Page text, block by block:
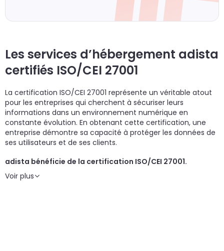
Les services d’hébergement adista
certifiés ISO/CEI 27001
La certification ISO/CEI 27001 représente un véritable atout
pour les entreprises qui cherchent à sécuriser leurs
informations dans un environnement numérique en
constante évolution. En obtenant cette certification, une
entreprise démontre sa capacité à protéger les données de
ses utilisateurs et de ses clients.
adista bénéficie de la certification ISO/CEI 27001.
Voir plus